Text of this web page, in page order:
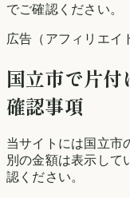
でご確認ください。
広告（アフィリエイ
国立市で片付
確認事項
当サイトには国立市
別の金額は表示して
認ください。